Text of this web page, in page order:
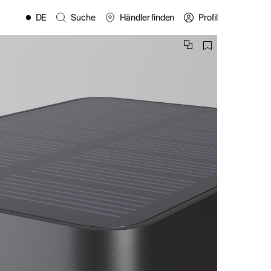
DE Suche Händler finden Profil